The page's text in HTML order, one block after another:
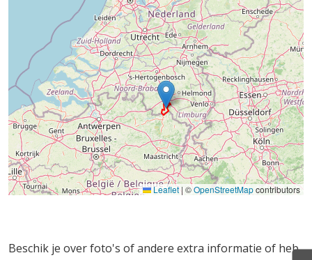
Leaflet| ©OpenStreetMapcontributors
Beschik je over foto's of andere extra informatie of heb